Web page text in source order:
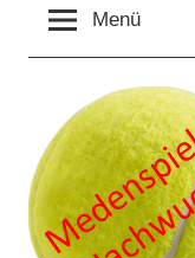
Menü